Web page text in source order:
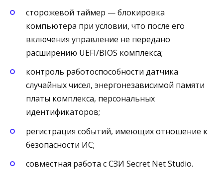
сторожевой таймер — блокировка
компьютера при условии, что после его
включения управление не передано
расширению UEFI/BIOS комплекса;
контроль работоспособности датчика
случайных чисел, энергонезависимой памяти
платы комплекса, персональных
идентификаторов;
регистрация событий, имеющих отношение к
безопасности ИС;
совместная работа с СЗИ Secret Net Studio.